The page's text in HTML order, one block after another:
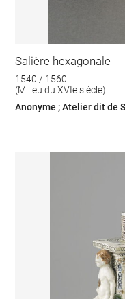
Salière hexagonale
1540 / 1560
(Milieu du XVIe siècle)
Anonyme ; Atelier